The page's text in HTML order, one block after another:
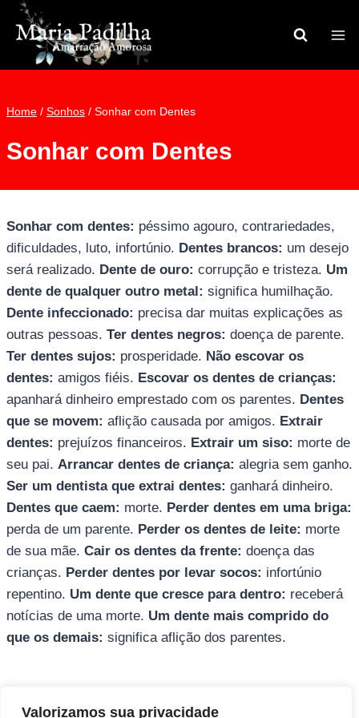
Valorizamos sua privacidade
Pular
para
Conteúdo
Home / Sonhos / Sonhar com Dentes
Sonhar com Dentes
Sonhar com dentes: péssimo agouro, contrariedades,
dificuldades, luto, infortúnio. Dentes brancos: um desejo
será realizado. Dente de ouro: corrupção e tristeza. Um
dente de qualquer outro metal: significa humilhação.
Dente infeccionado: precisa dar muitas explicações as
outras pessoas. Ter dentes negros: doença de parente.
Ter dentes sujos: prosperidade. Não escovar os
dentes: amigos fiéis. Escovar os dentes de crianças:
apanhará dinheiro emprestado com os parentes. Dentes
que se movem: aflição causada por amigos. Extrair
dentes: prejuízos financeiros. Extrair um siso: morte de
seu pai. Arrancar dentes de criança: alegria sem ganho.
Ser um dentista que extrai dentes: ganhará dinheiro.
Dentes que caem: morte. Perder dentes em uma briga:
perda de um parente. Perder os dentes de leite: morte
de sua mãe. Cair os dentes da frente: doença das
crianças. Perder dentes por levar socos: infortúnio
repentino. Um dente que cresce para dentro: receberá
notícias de uma morte. Um dente mais comprido do
que os demais: significa aflição dos parentes.